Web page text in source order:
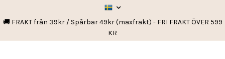
🚚 FRAKT från 39kr / Spårbar 49kr (maxfrakt) - FRI FRAKT ÖVER 599
KR